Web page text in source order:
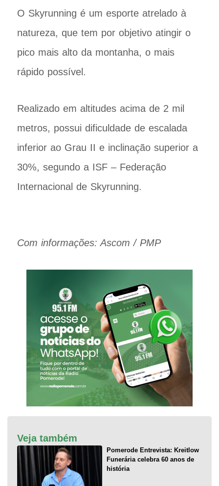
O Skyrunning é um esporte atrelado à
natureza, que tem por objetivo atingir o
pico mais alto da montanha, o mais
rápido possível.
Realizado em altitudes acima de 2 mil
metros, possui dificuldade de escalada
inferior ao Grau II e inclinação superior a
30%, segundo a ISF – Federação
Internacional de Skyrunning.
Com informações: Ascom / PMP
Veja também
Pomerode Entrevista: Kreitlow
Funerária celebra 60 anos de
história